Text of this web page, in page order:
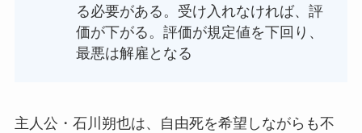
る必要がある。受け入れなければ、評
価が下がる。評価が規定値を下回り、
最悪は解雇となる
主人公・石川朔也は、自由死を希望しながらも不